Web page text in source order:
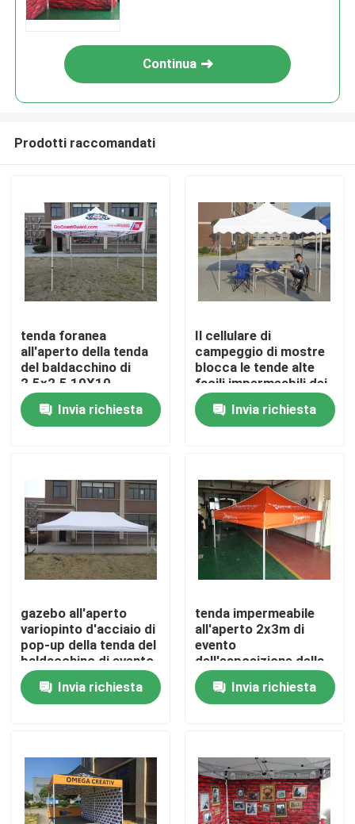
Casa
Prodotti
Chi siamo
Fatory Tour
Controllo di qualità
Contattaci
Tutti i casi
Esposizione di mostra della fiera commerciale
Continua
Prodotti raccomandati
tenda foranea
all'aperto della tenda
del baldacchino di
2.5x2.5 10X10
Invia richiesta
Il cellulare di
campeggio di mostre
blocca le tende alte
facili impermeabili dei
baldacchini 10 x 10
del cortileInvia richiesta
gazebo all'aperto
variopinto d'acciaio di
pop-up della tenda del
baldacchino di evento
di 3X3m resistente
Invia richiesta
tenda impermeabile
all'aperto 2x3m di
evento
dell'esposizione della
struttura d'acciaio
della tenda del
baldacchino dell'unità
Invia richiesta